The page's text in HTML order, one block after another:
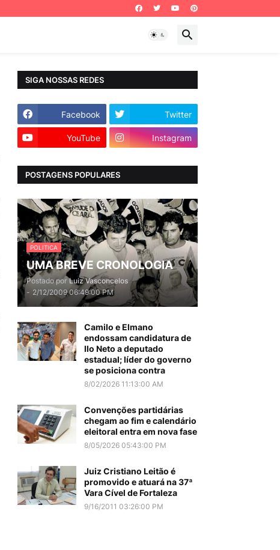
SIGA NOSSAS REDES
Facebook Twitter
YouTube Instagram
POSTAGENS POPULARES
POLITICA
UMA BREVE CRONOLOGIA
Postado por Luiz Vasconcelos
- 2/12/2009 06:49:00 PM
Camilo e Elmano
endossam candidatura de
Ilo Neto a deputado
estadual; líder do governo
se posiciona contra
8/02/2026 11:13:00 AM
Convenções partidárias
chegam ao fim e calendário
eleitoral entra em nova fase
8/05/2026 05:43:00 PM
Juiz Cristiano Leitão é
promovido e atuará na 37ª
Vara Cível de Fortaleza
9/16/2011 03:26:00 PM